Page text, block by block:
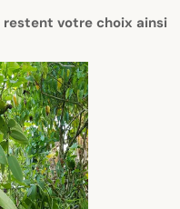
restent votre choix ainsi